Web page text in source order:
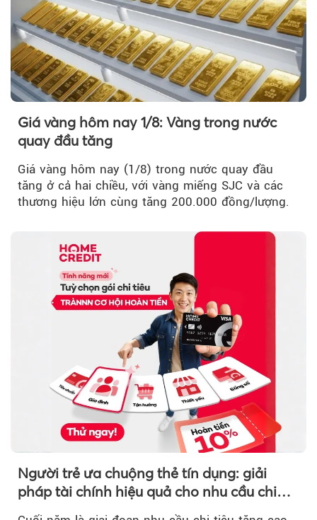
Giá vàng hôm nay 1/8: Vàng trong nước
quay đầu tăng
Giá vàng hôm nay (1/8) trong nước quay đầu
tăng ở cả hai chiều, với vàng miếng SJC và các
thương hiệu lớn cùng tăng 200.000 đồng/lượng.
Người trẻ ưa chuộng thẻ tín dụng: giải
pháp tài chính hiệu quả cho nhu cầu chi
tiêu cuối năm